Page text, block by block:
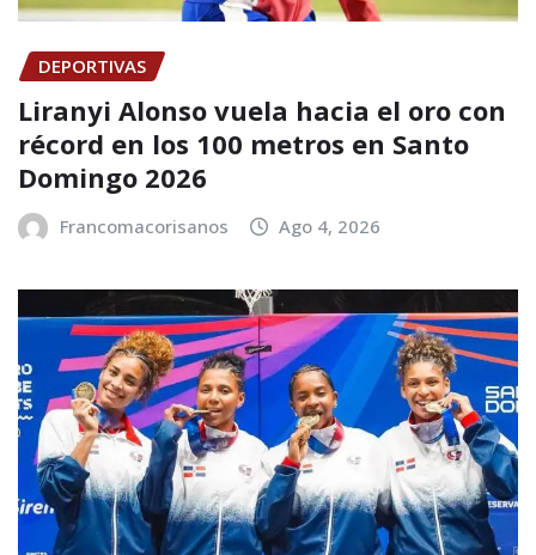
DEPORTIVAS
Liranyi Alonso vuela hacia el oro con
récord en los 100 metros en Santo
Domingo 2026
Francomacorisanos Ago 4, 2026